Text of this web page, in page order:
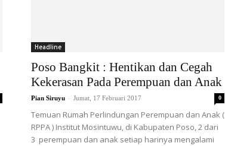
Headline
Poso Bangkit : Hentikan dan Cegah
Kekerasan Pada Perempuan dan Anak
Pian Siruyu - Jumat, 17 Februari 2017 0
Temuan Rumah Perlindungan Perempuan dan Anak (
RPPA ) Institut Mosintuwu, di Kabupaten Poso, 2 dari
3 perempuan dan anak setiap harinya mengalami